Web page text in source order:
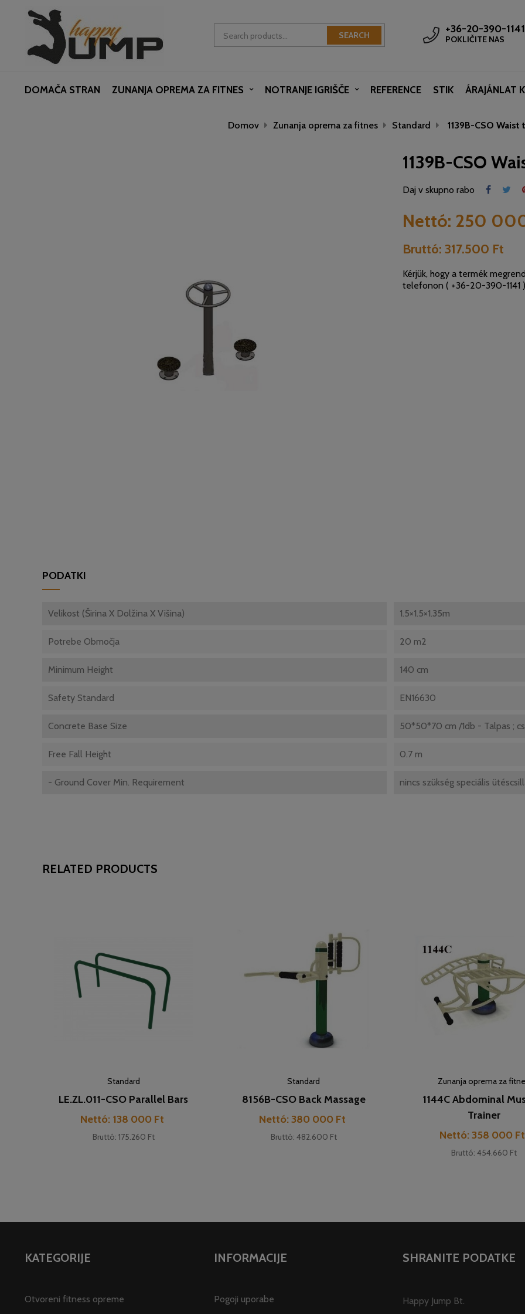
SEARCH +36-20-390-1141
POKLIČITE NAS
DOMAČA STRAN ZUNANJA OPREMA ZA FITNES NOTRANJE IGRIŠČE REFERENCE STIK ÁRAJÁNLAT
Domov Zunanja oprema za fitnes Standard 1139B-CSO Waist
1139B-CSO
Daj v skupno rabo
Nettó: 250
Bruttó: 317.500 Ft
Kérjük, hogy a termék
telefonon ( +36-20-390-1141
PODATKI
Velikost (Širina X Dolžina X Višina) 1.5×1.5×1.35m
Potrebe Območja 20 m2
Minimum Height 140 cm
Safety Standard EN16630
Concrete Base Size 50*50*70 cm /1db - Talpas ;
Free Fall Height 0.7 m
- Ground Cover Min. Requirement nincs szükség speciális
RELATED PRODUCTS
Standard
LE.ZL.011-CSO Parallel Bars
Cena
Nettó: 138 000 Ft
Bruttó: 175.260 Ft
Standard
8156B-CSO Back Massage
Cena
Nettó: 380 000 Ft
Bruttó: 482.600 Ft
Zunanja oprema za
1144C Abdominal
Trainer
Cena
Nettó: 358 000 Ft
Bruttó: 454.660 Ft
KATEGORIJE
Otvoreni fitness opreme
INFORMACIJE
Pogoji uporabe
SHRANITE PODATKE
Happy Jump Bt.